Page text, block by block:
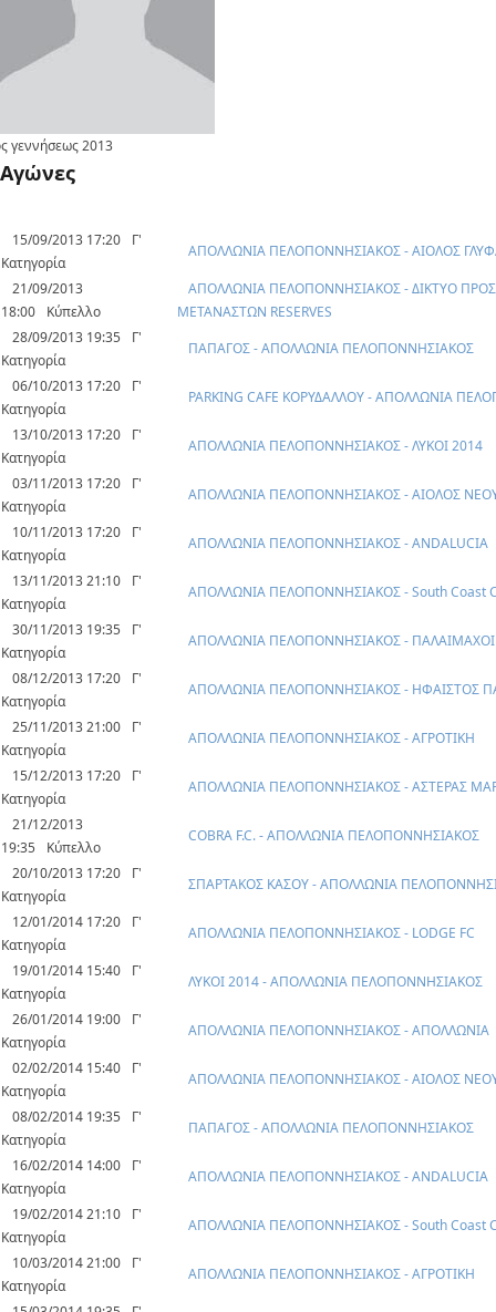
γεννήσεως2013
Αγώνες
15/09/2013 17:20
Γ'
Κατηγορία
ΑΠΟΛΛΩΝΙΑ ΠΕΛΟΠΟΝΝΗΣΙΑΚΟΣ - ΑΙΟΛΟΣ
21/09/2013
18:00
Κύπελλο
ΑΠΟΛΛΩΝΙΑ ΠΕΛΟΠΟΝΝΗΣΙΑΚΟΣ - ΔΙΚΤΥΟ
ΜΕΤΑΝΑΣΤΩΝ RESERVES
28/09/2013 19:35
Γ'
Κατηγορία
ΠΑΠΑΓΟΣ - ΑΠΟΛΛΩΝΙΑ ΠΕΛΟΠΟΝΝΗΣΙΑΚΟΣ
06/10/2013 17:20
Γ'
Κατηγορία
PARKING CAFE ΚΟΡΥΔΑΛΛΟΥ - ΑΠΟΛΛΩΝΙΑ
13/10/2013 17:20
Γ'
Κατηγορία
ΑΠΟΛΛΩΝΙΑ ΠΕΛΟΠΟΝΝΗΣΙΑΚΟΣ - ΛΥΚΟΙ 2014
03/11/2013 17:20
Γ'
Κατηγορία
ΑΠΟΛΛΩΝΙΑ ΠΕΛΟΠΟΝΝΗΣΙΑΚΟΣ - ΑΙΟΛΟΣ
10/11/2013 17:20
Γ'
Κατηγορία
ΑΠΟΛΛΩΝΙΑ ΠΕΛΟΠΟΝΝΗΣΙΑΚΟΣ - ANDALUCIA
13/11/2013 21:10
Γ'
Κατηγορία
ΑΠΟΛΛΩΝΙΑ ΠΕΛΟΠΟΝΝΗΣΙΑΚΟΣ - South Coast
30/11/2013 19:35
Γ'
Κατηγορία
ΑΠΟΛΛΩΝΙΑ ΠΕΛΟΠΟΝΝΗΣΙΑΚΟΣ - ΠΑΛΑΙΜΑΧΟΙ
08/12/2013 17:20
Γ'
Κατηγορία
ΑΠΟΛΛΩΝΙΑ ΠΕΛΟΠΟΝΝΗΣΙΑΚΟΣ - ΗΦΑΙΣΤΟΣ
25/11/2013 21:00
Γ'
Κατηγορία
ΑΠΟΛΛΩΝΙΑ ΠΕΛΟΠΟΝΝΗΣΙΑΚΟΣ - ΑΓΡΟΤΙΚΗ
15/12/2013 17:20
Γ'
Κατηγορία
ΑΠΟΛΛΩΝΙΑ ΠΕΛΟΠΟΝΝΗΣΙΑΚΟΣ - ΑΣΤΕΡΑΣ
21/12/2013
19:35
Κύπελλο
COBRA F.C. - ΑΠΟΛΛΩΝΙΑ ΠΕΛΟΠΟΝΝΗΣΙΑΚΟΣ
20/10/2013 17:20
Γ'
Κατηγορία
ΣΠΑΡΤΑΚΟΣ ΚΑΣΟΥ - ΑΠΟΛΛΩΝΙΑ
12/01/2014 17:20
Γ'
Κατηγορία
ΑΠΟΛΛΩΝΙΑ ΠΕΛΟΠΟΝΝΗΣΙΑΚΟΣ - LODGE FC
19/01/2014 15:40
Γ'
Κατηγορία
ΛΥΚΟΙ 2014 - ΑΠΟΛΛΩΝΙΑ ΠΕΛΟΠΟΝΝΗΣΙΑΚΟΣ
26/01/2014 19:00
Γ'
Κατηγορία
ΑΠΟΛΛΩΝΙΑ ΠΕΛΟΠΟΝΝΗΣΙΑΚΟΣ - ΑΠΟΛΛΩΝΙΑ
02/02/2014 15:40
Γ'
Κατηγορία
ΑΠΟΛΛΩΝΙΑ ΠΕΛΟΠΟΝΝΗΣΙΑΚΟΣ - ΑΙΟΛΟΣ
08/02/2014 19:35
Γ'
Κατηγορία
ΠΑΠΑΓΟΣ - ΑΠΟΛΛΩΝΙΑ ΠΕΛΟΠΟΝΝΗΣΙΑΚΟΣ
16/02/2014 14:00
Γ'
Κατηγορία
ΑΠΟΛΛΩΝΙΑ ΠΕΛΟΠΟΝΝΗΣΙΑΚΟΣ - ANDALUCIA
19/02/2014 21:10
Γ'
Κατηγορία
ΑΠΟΛΛΩΝΙΑ ΠΕΛΟΠΟΝΝΗΣΙΑΚΟΣ - South Coast
10/03/2014 21:00
Γ'
Κατηγορία
ΑΠΟΛΛΩΝΙΑ ΠΕΛΟΠΟΝΝΗΣΙΑΚΟΣ - ΑΓΡΟΤΙΚΗ